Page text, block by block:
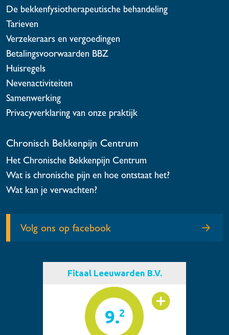
De bekkenfysiotherapeutische behandeling
Tarieven
Verzekeraars en vergoedingen
Betalingsvoorwaarden BBZ
Huisregels
Nevenactiviteiten
Samenwerking
Privacyverklaring van onze praktijk
Chronisch Bekkenpijn Centrum
Het Chronische Bekkenpijn Centrum
Wat is chronische pijn en hoe ontstaat het?
Wat kan je verwachten?
Volg ons op facebook